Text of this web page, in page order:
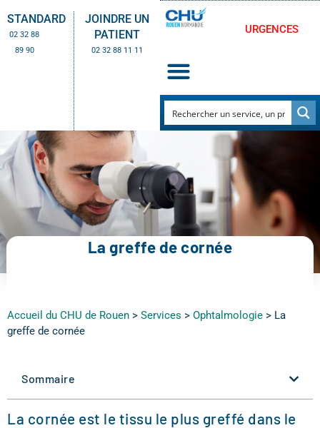
STANDARD
02 32 88
89 90
JOINDRE UN
PATIENT
02 32 88 11 11
URGENCES
La greffe de cornée
Accueil du CHU de Rouen > Services > Ophtalmologie > La
greffe de cornée
Sommaire
La cornée est le tissu le plus greffé dans le